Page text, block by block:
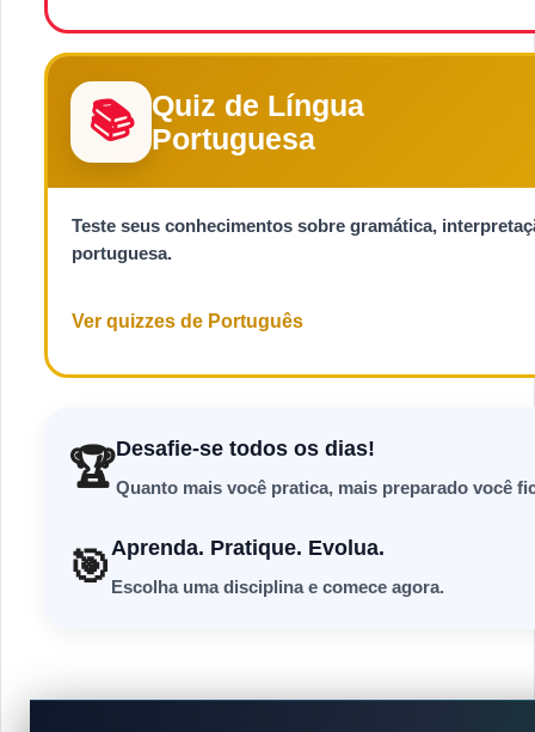
📚 Quiz de Língua
Portuguesa
Teste seus conhecimentos sobre gramática,
portuguesa.
Ver quizzes de Português
🏆Desafie-se todos os dias!
Quanto mais você pratica, mais preparado você
🎯Aprenda. Pratique. Evolua.
Escolha uma disciplina e comece agora.